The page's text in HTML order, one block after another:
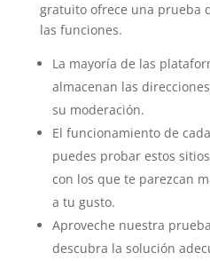
gratuito ofrece una prueba
las funciones.
La mayoría de las
almacenan las
su moderación.
El funcionamiento de
puedes probar estos
con los que te parezcan
a tu gusto.
Aproveche nuestra
descubra la solución